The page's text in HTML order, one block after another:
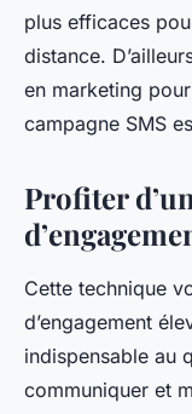
plus efficaces
distance.
en marketing
campagne SMS
Profiter
Cette technique
d’engagement
indispensable au
communiquer et